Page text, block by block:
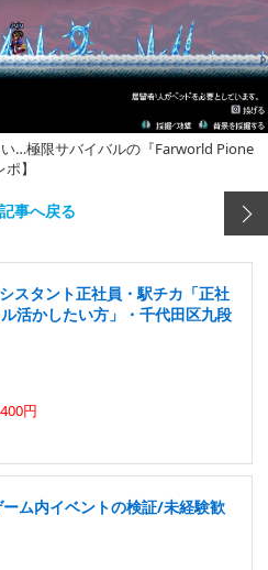
…極限サバイバルの『Farworld Pione
】
事へ戻る
スタント正社員・駅チカ「正社
活かしたい方」・千代田区九段
円
ム内イベントの検証/未経験歓